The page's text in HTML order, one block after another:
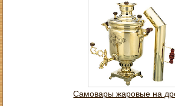
Самовары жаровые на